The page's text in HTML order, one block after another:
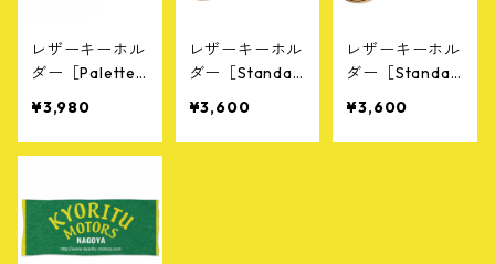
レザーキーホル
ダー［Palette
¥3,980
レザーキーホル
ダー［Standar
¥3,600
レザーキーホル
ダー［Standar
¥3,600